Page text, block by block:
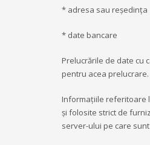
* adresa sau reședința
* date bancare
Prelucrările de date cu
pentru acea prelucrare.
Informațiile referitoare
și folosite strict de
server-ului pe care